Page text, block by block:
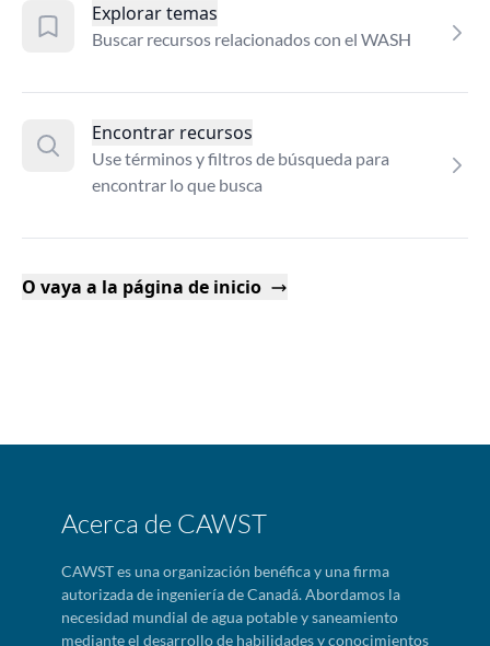
Explorar temas
Buscar recursos relacionados con el WASH
Encontrar recursos
Use términos y filtros de búsqueda para
encontrar lo que busca
O vaya a la página de inicio
Acerca de CAWST
CAWST es una organización benéfica y una firma
autorizada de ingeniería de Canadá. Abordamos la
necesidad mundial de agua potable y saneamiento
mediante el desarrollo de habilidades y conocimientos